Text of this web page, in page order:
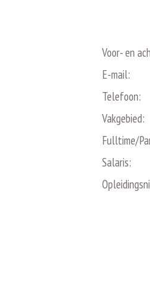
Voor- en
E-mail:
Telefoon:
Vakgebied:
Fulltime/
Salaris: